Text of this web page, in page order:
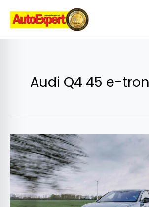
content
Audi Q4 45 e-tron
Audi
Q4
e-
tron
2024,
autonomie